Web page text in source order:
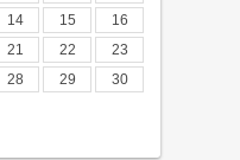
14 15
16
21 22
23
28 29
30